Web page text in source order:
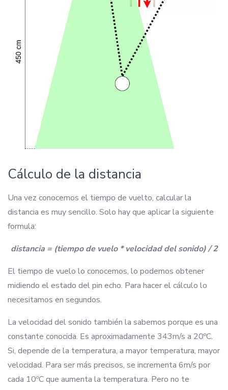
Cálculo de la distancia
Una vez conocemos el tiempo de vuelto, calcular la
distancia es muy sencillo. Solo hay que aplicar la siguiente
formula:
distancia = (tiempo de vuelo * velocidad del sonido) / 2
El tiempo de vuelo lo conocemos, lo podemos obtener
midiendo el estado del pin echo. Para hacer el cálculo lo
necesitamos en segundos.
La velocidad del sonido también la sabemos porque es una
constante conocida. Es aproximadamente 343m/s a 20ºC.
Si, depende de la temperatura, a mayor temperatura, mayor
velocidad. Para ser más precisos, se incrementa 6m/s por
cada 10ºC que aumenta la temperatura. Pero no te